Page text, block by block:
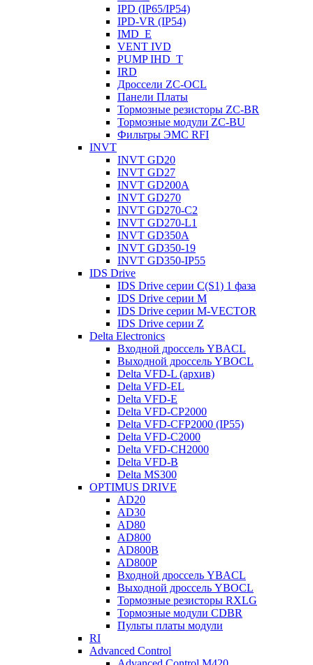
IPD (IP65/IP54)
IРD-VR (IP54)
IMD_E
VENT IVD
PUMP IHD_T
IRD
Дроссели ZC-OCL
Панели Платы
Тормозные резисторы ZC-BR
Тормозные модули ZC-BU
Фильтры ЭМС RFI
INVT
INVT GD20
INVT GD27
INVT GD200A
INVT GD270
INVT GD270-C2
INVT GD270-L1
INVT GD350A
INVT GD350-19
INVT GD350-IP55
IDS Drive
IDS Drive серии C(S1) 1 фаза
IDS Drive серии M
IDS Drive серии M-VECTOR
IDS Drive серии Z
Delta Electronics
Входной дроссель YBACL
Выходной дроссель YBOCL
Delta VFD-L (архив)
Delta VFD-EL
Delta VFD-E
Delta VFD-CP2000
Delta VFD-CFP2000 (IP55)
Delta VFD-C2000
Delta VFD-CH2000
Delta VFD-B
Delta MS300
OPTIMUS DRIVE
AD20
AD30
AD80
AD800
AD800B
AD800P
Входной дроссель YBACL
Выходной дроссель YBOCL
Тормозные резисторы RXLG
Тормозные модули CDBR
Пульты платы модули
RI
Advanced Control